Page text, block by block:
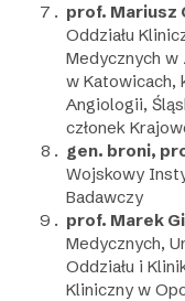
prof. Mariusz
Oddziału
Medycznych
w Katowicach,
Angiologii,
członek
gen. broni,
Wojskowy
Badawczy
prof. Marek
Medycznych,
Oddziału i
Kliniczny w